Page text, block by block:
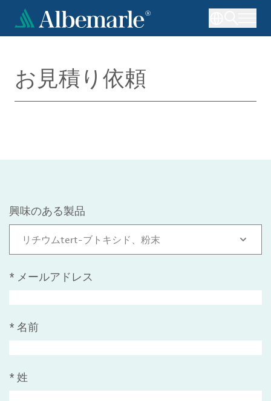
ン
お見積り依頼
興味のある製品
リチウムtert-ブトキシド、粉末
* メールアドレス
* 名前
* 姓